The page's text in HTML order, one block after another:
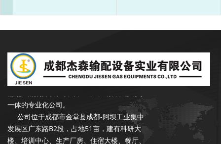
成都杰森成立于2002年9月，注册资本
3500万元，是一家专注于石油、天然气行业
一体的专业化公司。
公司位于成都市金堂县成都-阿坝工业集中
发展区广东路B2段，占地51亩，建有科研大
楼、培训中心、生产厂房、住宿大楼、餐厅、